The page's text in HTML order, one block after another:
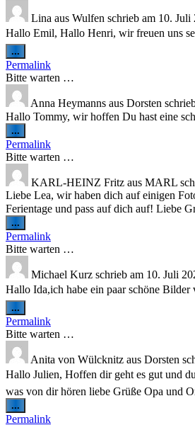
Lina aus Wulfen schrieb am 10. Juli
Hallo Emil, Hallo Henri, wir freuen uns
...
Metabox
ein-/ausblenden.
Permalink
Bitte warten …
Anna Heymanns aus Dorsten
Hallo Tommy, wir hoffen Du hast eine
...
Metabox
ein-/ausblenden.
Permalink
Bitte warten …
KARL-HEINZ Fritz aus MARL
Liebe Lea, wir haben dich auf einigen
Ferientage und pass auf dich auf! Liebe
...
Metabox
ein-/ausblenden.
Permalink
Bitte warten …
Michael Kurz schrieb am 10. Juli
Hallo Ida,ich habe ein paar schöne
...
Metabox
ein-/ausblenden.
Permalink
Bitte warten …
Anita von Wülcknitz aus Dorsten
Hallo Julien, Hoffen dir geht es gut und
was von dir hören liebe Grüße Opa und
...
Metabox
Permalink